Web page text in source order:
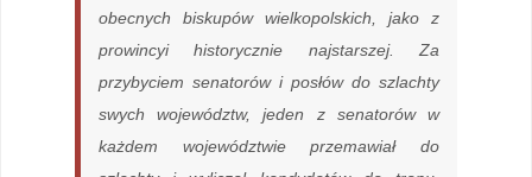
obecnych biskupów wielkopolskich, jako z
prowincyi historycznie najstarszej. Za
przybyciem senatorów i posłów do szlachty
swych województw, jeden z senatorów w
każdem województwie przemawiał do